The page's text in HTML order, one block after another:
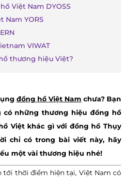
Việt Nam DYOSS
Nam YORS
VIWAT
thương hiệu Việt?
đồng hồ Việt Nam chưa? Bạn
có những thương hiệu đồng hồ
Việt khác gì với đồng hồ Thụy
chỉ có trong bài viết này, hãy
một vài thương hiệu nhé!
tới thời điểm hiện tại, Việt Nam có